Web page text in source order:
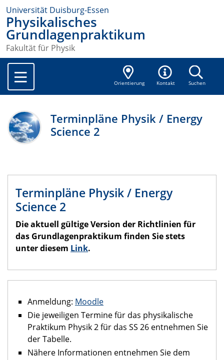
Universität Duisburg-Essen
Physikalisches
Grundlagenpraktikum
Fakultät für Physik
Orientierung Kontakt Suchen
Terminpläne Physik / Energy
Science 2
Terminpläne Physik / Energy
Science 2
Die aktuell gültige Version der Richtlinien für
das Grundlagenpraktikum finden Sie stets
unter diesem Link.
Anmeldung: Moodle
Die jeweiligen Termine für das physikalische
Praktikum Physik 2 für das SS 26 entnehmen Sie
der Tabelle.
Nähere Informationen entnehmen Sie dem